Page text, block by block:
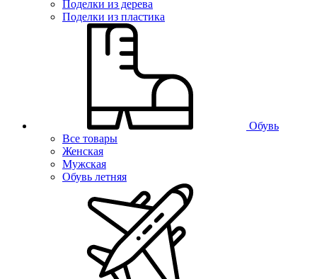
Поделки из дерева
Поделки из пластика
Обувь
Все товары
Женская
Мужская
Обувь летняя